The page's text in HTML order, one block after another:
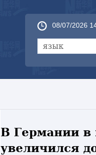
08/07/2026
язык
В Германии в
увеличился